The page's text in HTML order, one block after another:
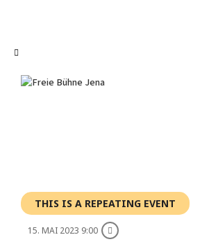
Show me the
THIS IS A REPEATING EVENT
15. MAI 2023 9:00